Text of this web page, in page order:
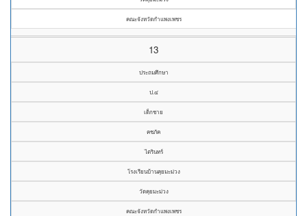
คณะจังหวัดกำแพงเพชร
13
ประถมศึกษา
ป.๔
เด็กชาย
คชภัค
ไตรินทร์
โรงเรียนบ้านคุยมะม่วง
วัดคุยมะม่วง
คณะจังหวัดกำแพงเพชร